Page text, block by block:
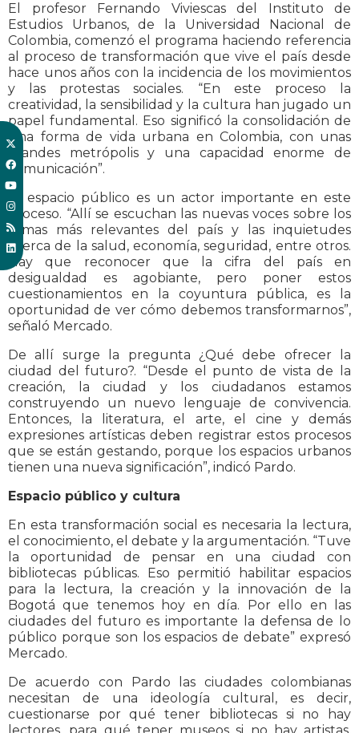
El profesor Fernando Viviescas del Instituto de
Estudios Urbanos, de la Universidad Nacional de
Colombia, comenzó el programa haciendo referencia
al proceso de transformación que vive el país desde
hace unos años con la incidencia de los movimientos
y las protestas sociales. “En este proceso la
creatividad, la sensibilidad y la cultura han jugado un
papel fundamental. Eso significó la consolidación de
una forma de vida urbana en Colombia, con unas
grandes metrópolis y una capacidad enorme de
comunicación”.
El espacio público es un actor importante en este
proceso. “Allí se escuchan las nuevas voces sobre los
temas más relevantes del país y las inquietudes
acerca de la salud, economía, seguridad, entre otros.
Hay que reconocer que la cifra del país en
desigualdad es agobiante, pero poner estos
cuestionamientos en la coyuntura pública, es la
oportunidad de ver cómo debemos transformarnos”,
señaló Mercado.
De allí surge la pregunta ¿Qué debe ofrecer la
ciudad del futuro?. “Desde el punto de vista de la
creación, la ciudad y los ciudadanos estamos
construyendo un nuevo lenguaje de convivencia.
Entonces, la literatura, el arte, el cine y demás
expresiones artísticas deben registrar estos procesos
que se están gestando, porque los espacios urbanos
tienen una nueva significación”, indicó Pardo.
Espacio público y cultura
En esta transformación social es necesaria la lectura,
el conocimiento, el debate y la argumentación. “Tuve
la oportunidad de pensar en una ciudad con
bibliotecas públicas. Eso permitió habilitar espacios
para la lectura, la creación y la innovación de la
Bogotá que tenemos hoy en día. Por ello en las
ciudades del futuro es importante la defensa de lo
público porque son los espacios de debate” expresó
Mercado.
De acuerdo con Pardo las ciudades colombianas
necesitan de una ideología cultural, es decir,
cuestionarse por qué tener bibliotecas si no hay